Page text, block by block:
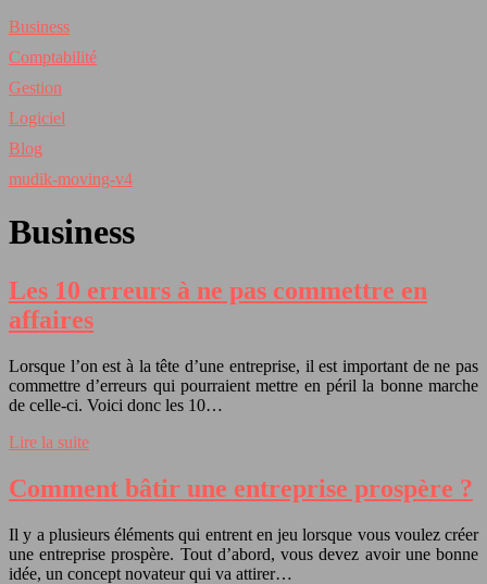
Business
Comptabilité
Gestion
Logiciel
Blog
mudik-moving-v4
Business
Les 10 erreurs à ne pas commettre en
affaires
Lorsque l’on est à la tête d’une entreprise, il est important de ne pas
commettre d’erreurs qui pourraient mettre en péril la bonne marche
de celle-ci. Voici donc les 10…
Lire la suite
Comment bâtir une entreprise prospère ?
Il y a plusieurs éléments qui entrent en jeu lorsque vous voulez créer
une entreprise prospère. Tout d’abord, vous devez avoir une bonne
idée, un concept novateur qui va attirer…